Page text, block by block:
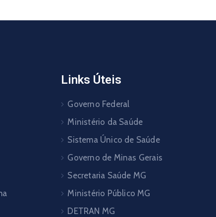
Links Úteis
Governo Federal
Ministério da Saúde
Sistema Único de Saúde
Governo de Minas Gerais
Secretaria Saúde MG
Ministério Público MG
DETRAN MG